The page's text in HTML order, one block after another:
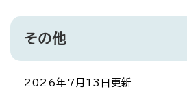
その他
2026年7月13日更新